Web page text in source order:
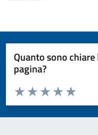
Quanto sono
pagina?
Valuta da 1 a 5 stelle la pagina
Valuta 5
Valuta 4
Valuta 3 stelle
Valuta 2 stelle su 5
Valuta 1 stelle su 5